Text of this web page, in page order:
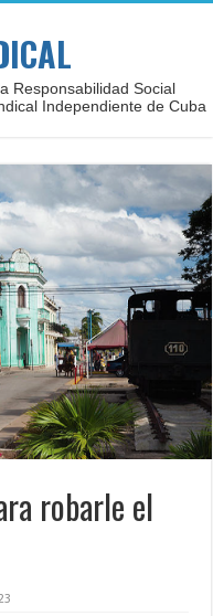
Responsabilidad Social
Independiente de Cuba
robarle el